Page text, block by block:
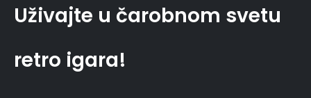
Uživajte u čarobnom svetu
retro igara!